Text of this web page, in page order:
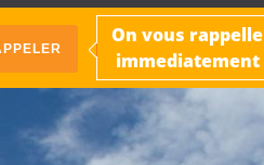
On vous rappelle
immediatement